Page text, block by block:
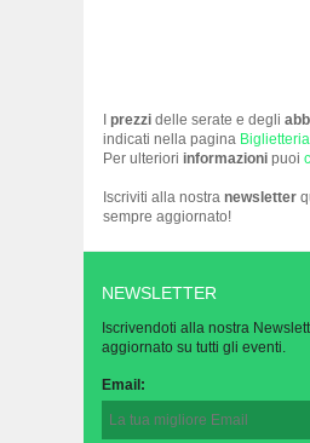
prezzi delle serate e degli
indicati nella pagina Biglietteria
Per ulteriori informazioni puoi
Iscriviti alla nostra newsletter
sempre aggiornato!
NEWSLETTER
Iscrivendoti alla nostra
aggiornato su tutti gli eventi.
Email: